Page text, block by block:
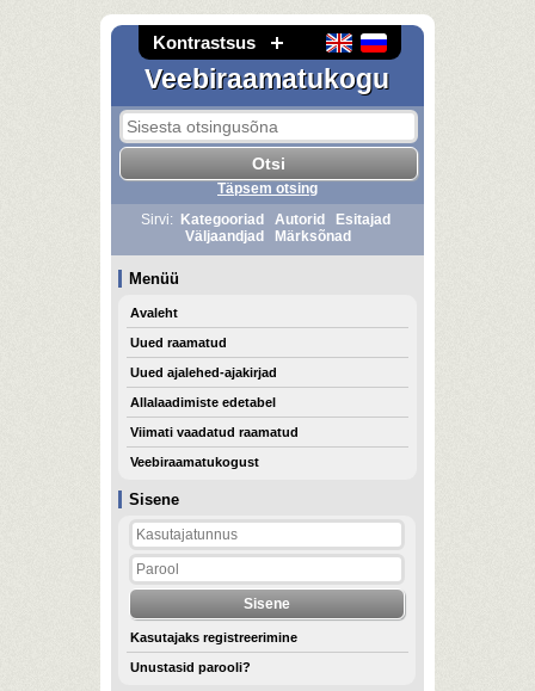
Kontrastsus
Veebiraamatukogu
Sisene
Kasutajaks registreerimine
Unustasid parooli?
Täpsem otsing
Sirvi:
Kategooriad Autorid
Esitajad
Väljaandjad
Märksõnad
Menüü
Avaleht
Uued raamatud
Uued ajalehed-ajakirjad
Allalaadimiste edetabel
Viimati vaadatud raamatud
Veebiraamatukogust